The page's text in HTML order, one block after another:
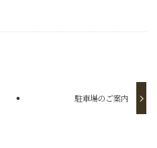
駐車場のご案内